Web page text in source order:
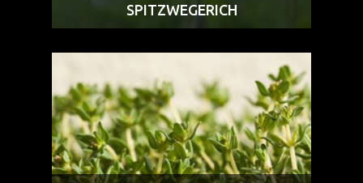
SPITZWEGERICH